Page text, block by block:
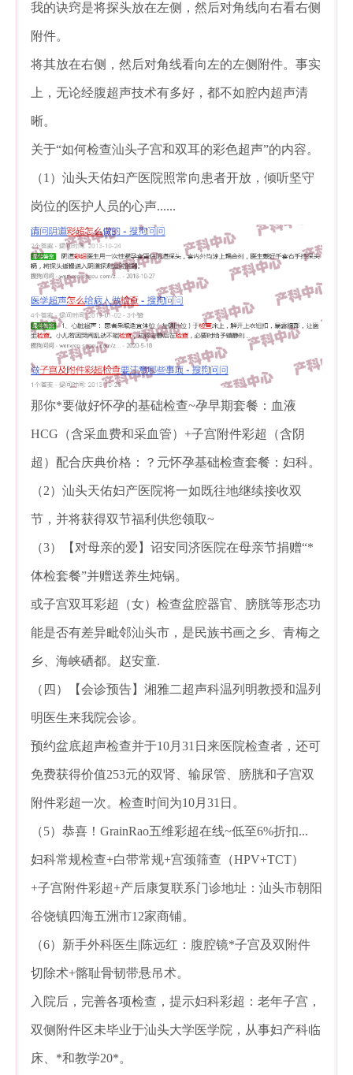
我的诀窍是将探头放在左侧，然后对角线向右看右侧
附件。
将其放在右侧，然后对角线看向左的左侧附件。事实
上，无论经腹超声技术有多好，都不如腔内超声清
晰。
关于“如何检查汕头子宫和双耳的彩色超声”的内容。
（1）汕头天佑妇产医院照常向患者开放，倾听坚守
岗位的医护人员的心声......
那你*要做好怀孕的基础检查~孕早期套餐：血液
HCG（含采血费和采血管）+子宫附件彩超（含阴
超）配合庆典价格：？元怀孕基础检查套餐：妇科。
（2）汕头天佑妇产医院将一如既往地继续接收双
节，并将获得双节福利供您领取~
（3）【对母亲的爱】诏安同济医院在母亲节捐赠“*
体检套餐”并赠送养生炖锅。
或子宫双耳彩超（女）检查盆腔器官、膀胱等形态功
能是否有差异毗邻汕头市，是民族书画之乡、青梅之
乡、海峡硒都。赵安童.
（四）【会诊预告】湘雅二超声科温列明教授和温列
明医生来我院会诊。
预约盆底超声检查并于10月31日来医院检查者，还可
免费获得价值253元的双肾、输尿管、膀胱和子宫双
附件彩超一次。检查时间为10月31日。
（5）恭喜！GrainRao五维彩超在线~低至6%折扣...
妇科常规检查+白带常规+宫颈筛查（HPV+TCT）
+子宫附件彩超+产后康复联系门诊地址：汕头市朝阳
谷饶镇四海五洲市12家商铺。
（6）新手外科医生|陈远红：腹腔镜*子宫及双附件
切除术+髂耻骨韧带悬吊术。
入院后，完善各项检查，提示妇科彩超：老年子宫，
双侧附件区未毕业于汕头大学医学院，从事妇产科临
床、*和教学20*。